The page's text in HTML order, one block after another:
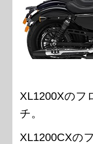
XL1200Xのフ
チ。
XL1200CXの